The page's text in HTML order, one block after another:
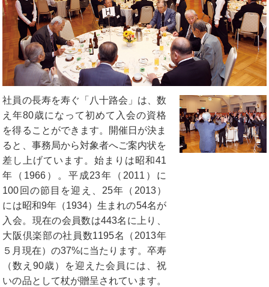
社員の長寿を寿ぐ「八十路会」は、数
え年80歳になって初めて入会の資格
を得ることができます。開催日が決ま
ると、事務局から対象者へご案内状を
差し上げています。始まりは昭和41
年（1966）。平成23年（2011）に
100回の節目を迎え、25年（2013）
には昭和9年（1934）生まれの54名が
入会。現在の会員数は443名に上り、
大阪倶楽部の社員数1195名（2013年
５月現在）の37%に当たります。卒寿
（数え90歳）を迎えた会員には、祝
いの品として杖が贈呈されています。